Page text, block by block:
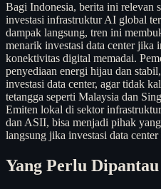
Bagi Indonesia, berita ini relevan
investasi infrastruktur AI global
dampak langsung, tren ini
menarik investasi data center jika
konektivitas digital memadai.
penyediaan energi hijau dan
investasi data center, agar tidak
tetangga seperti Malaysia dan
Emiten lokal di sektor
dan ASII, bisa menjadi pihak
langsung jika investasi data
Yang Perlu Dipantau